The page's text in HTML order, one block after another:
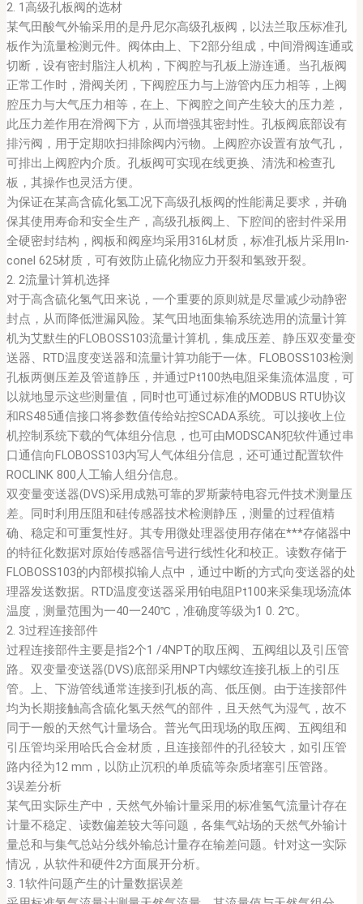
2. 1高级孔板阀的选材
某气田酸气外输采用的是丹尼尔高级孔板阀，以法兰取压标准孔
板作为流量检测元件。阀体由上、下2部分组成，中间滑阀连通或
切断，设有密封脂注人机构，下阀腔与孔板上游连通。当孔板阀
正常工作时，滑阀关闭，下阀腔压力与上游管内压力相等，上阀
腔压力与大气压力相等，在上、下阀腔之间产生较大的压力差，
此压力差作用在滑阀下方，从而增强其密封性。孔板阀底部设有
排污阀，用于定期吹扫排除阀内污物。上阀腔亦设置有放气孔，
可排出上阀腔内介质。孔板阀可实现在线更换、清洗和检查孔
板，其操作也灵活方便。
为保证在某高含硫化氢工况下高级孔板阀的性能满足要求，并确
保其使用寿命和安全生产，高级孔板阀上、下腔间的密封件采用
全硬密封结构，阀板和阀座均采用316L材质，标准孔板片采用In-
conel 625材质，可有效防止硫化物应力开裂和氢致开裂。
2. 2流量计算机选择
对于高含硫化氢气田来说，一个重要的原则就是尽量减少动静密
封点，从而降低泄漏风险。某气田地面集输系统选用的流量计算
机为艾默生的FLOBOSS103流量计算机，集成压差、静压双变量变
送器、RTD温度变送器和流量计算功能于一体。FLOBOSS103检测
孔板两侧压差及管道静压，并通过Pt100热电阻采集流体温度，可
以就地显示这些测量值，同时也可通过标准的MODBUS RTU协议
和RS485通信接口将参数值传给站控SCADA系统。可以接收上位
机控制系统下载的气体组分信息，也可由MODSCAN犯软件通过串
口通信向FLOBOSS103内写人气体组分信息，还可通过配置软件
ROCLINK 800人工输人组分信息。
双变量变送器(DVS)采用成熟可靠的罗斯蒙特电容元件技术测量压
差。同时利用压阻和硅传感器技术检测静压，测量的过程值精
确、稳定和可重复性好。其专用微处理器使用存储在***存储器中
的特征化数据对原始传感器信号进行线性化和校正。读数存储于
FLOBOSS103的内部模拟输人点中，通过中断的方式向变送器的处
理器发送数据。RTD温度变送器采用铂电阻Pt100来采集现场流体
温度，测量范围为一40一240℃，准确度等级为1 0. 2℃。
2. 3过程连接部件
过程连接部件主要是指2个1 /4NPT的取压阀、五阀组以及引压管
路。双变量变送器(DVS)底部采用NPT内螺纹连接孔板上的引压
管。上、下游管线通常连接到孔板的高、低压侧。由于连接部件
均为长期接触高含硫化氢天然气的部件，且天然气为湿气，故不
同于一般的天然气计量场合。普光气田现场的取压阀、五阀组和
引压管均采用哈氏合金材质，且连接部件的孔径较大，如引压管
路内径为12 mm，以防止沉积的单质硫等杂质堵塞引压管路。
3误差分析
某气田实际生产中，天然气外输计量采用的标准氢气流量计存在
计量不稳定、读数偏差较大等问题，各集气站场的天然气外输计
量总和与集气总站分线外输总计量存在输差问题。针对这一实际
情况，从软件和硬件2方面展开分析。
3. 1软件问题产生的计量数据误差